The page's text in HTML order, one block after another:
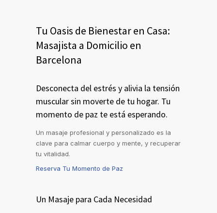
Tu Oasis de Bienestar en Casa:
Masajista a Domicilio en
Barcelona
Desconecta del estrés y alivia la tensión
muscular sin moverte de tu hogar. Tu
momento de paz te está esperando.
Un masaje profesional y personalizado es la
clave para calmar cuerpo y mente, y recuperar
tu vitalidad.
Reserva Tu Momento de Paz
Un Masaje para Cada Necesidad